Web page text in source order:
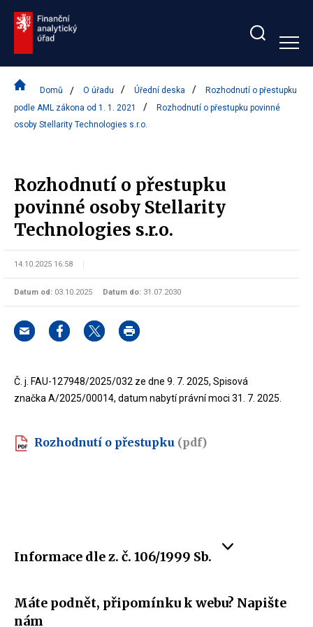
Zobrazit/skrýt
bar
Domů O úřadu Úřední deska
Rozhodnutí o přestupku
podle AML zákona od 1. 1. 2021
Rozhodnutí o přestupku povinné
osoby Stellarity Technologies s.r.o.
Rozhodnutí o přestupku
povinné osoby Stellarity
Technologies s.r.o.
14.10.2025 16:58
Datum od: 03.10.2025 Datum do: 31.07.2030
Č. j. FAU-127948/2025/032 ze dne 9. 7. 2025, Spisová
značka A/2025/00014, datum nabytí právní moci 31. 7. 2025.
Rozhodnutí o přestupku (pdf)
Informace dle z. č. 106/1999 Sb.
Máte podnět, připomínku k webu? Napište
nám